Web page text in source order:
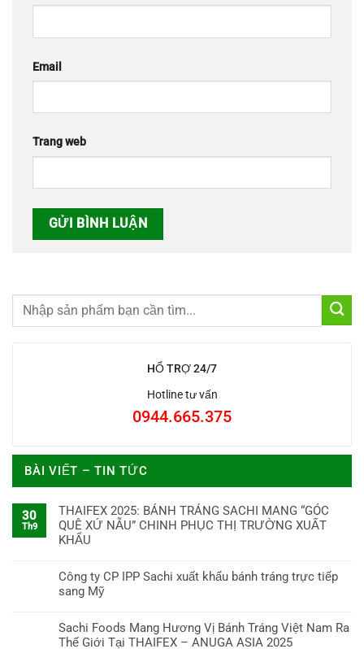
HỔ TRỢ 24/7
Hotline tư vấn
0944.665.375
BÀI VIẾT – TIN TỨC
30
Th9
THAIFEX 2025: BÁNH TRÁNG SACHI MANG “GÓC
QUÊ XỨ NẪU” CHINH PHỤC THỊ TRƯỜNG XUẤT
KHẨU
Công ty CP IPP Sachi xuất khẩu bánh tráng trực tiếp
sang Mỹ
Sachi Foods Mang Hương Vị Bánh Tráng Việt Nam Ra
Thế Giới Tại THAIFEX – ANUGA ASIA 2025
Email
Trang web